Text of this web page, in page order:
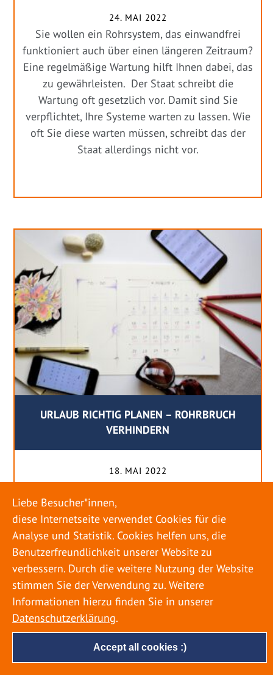
24. MAI 2022
Sie wollen ein Rohrsystem, das einwandfrei
funktioniert auch über einen längeren Zeitraum?
Eine regelmäßige Wartung hilft Ihnen dabei, das
zu gewährleisten. Der Staat schreibt die
Wartung oft gesetzlich vor. Damit sind Sie
verpflichtet, Ihre Systeme warten zu lassen. Wie
oft Sie diese warten müssen, schreibt das der
Staat allerdings nicht vor.
URLAUB RICHTIG PLANEN – ROHRBRUCH
VERHINDERN
18. MAI 2022
genießen ihren Urlaub. Dabei zieht es die Einen
weiter weg, die Anderen bleiben dann doch
lieber in der Heimat. Wenn Sie für eine längere
Zeit wegfahren möchten, gibt es einige Dinge zu
beachten, damit nicht anschließend eine böse
Überraschung auf Sie wartet. Um einen
möglichst entspannten Urlaub zu […]
Accept all cookies :)
Liebe Besucher*innen,
diese Internetseite verwendet Cookies für die
Analyse und Statistik. Cookies helfen uns, die
Benutzerfreundlichkeit unserer Website zu
verbessern. Durch die weitere Nutzung der Website
stimmen Sie der Verwendung zu. Weitere
Informationen hierzu finden Sie in unserer
Datenschutzerklärung.